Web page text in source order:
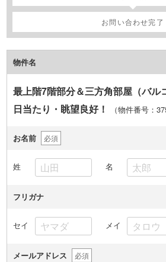
お問い合わせ完了
物件名
最上階7階部分＆三方角部屋（バル
日当たり・眺望良好！
（物件番号：
お名前 必須
姓 名
フリガナ
セイ メイ
メールアドレス 必須